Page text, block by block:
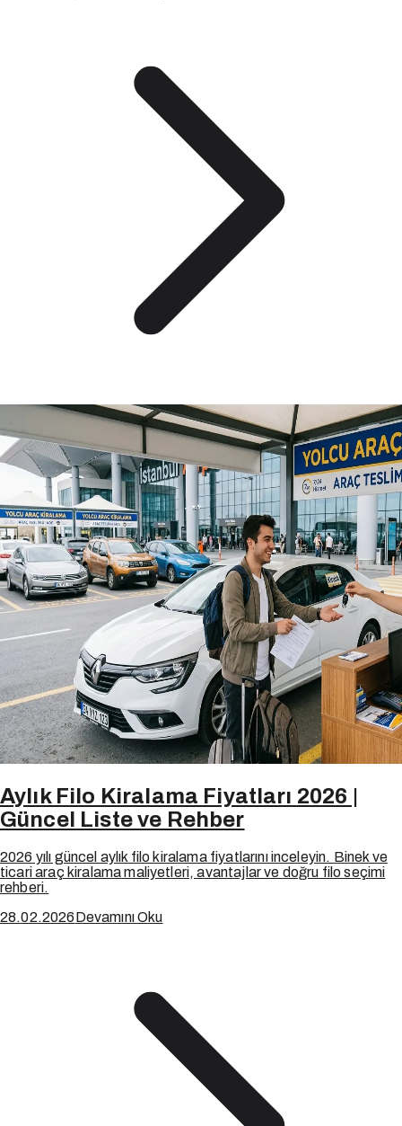
Aylık Filo Kiralama Fiyatları 2026 |
Güncel Liste ve Rehber
2026 yılı güncel aylık filo kiralama fiyatlarını inceleyin. Binek ve
ticari araç kiralama maliyetleri, avantajlar ve doğru filo seçimi
rehberi.
28.02.2026Devamını Oku